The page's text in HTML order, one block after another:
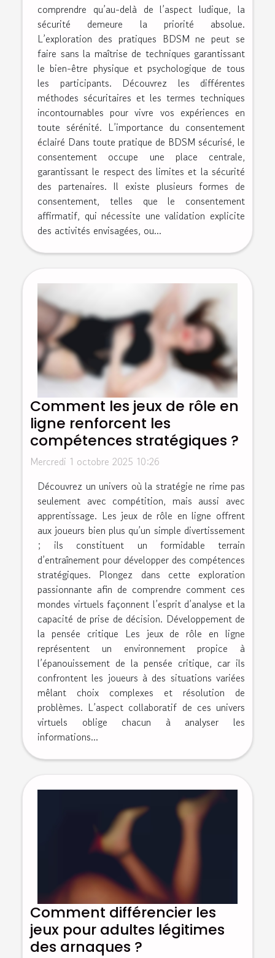
comprendre qu’au-delà de l’aspect ludique, la
sécurité demeure la priorité absolue.
L’exploration des pratiques BDSM ne peut se
faire sans la maîtrise de techniques garantissant
le bien-être physique et psychologique de tous
les participants. Découvrez les différentes
méthodes sécuritaires et les termes techniques
incontournables pour vivre vos expériences en
toute sérénité. L’importance du consentement
éclairé Dans toute pratique de BDSM sécurisé, le
consentement occupe une place centrale,
garantissant le respect des limites et la sécurité
des partenaires. Il existe plusieurs formes de
consentement, telles que le consentement
affirmatif, qui nécessite une validation explicite
des activités envisagées, ou...
Comment les jeux de rôle en
ligne renforcent les
compétences stratégiques ?
Mercredi 1 octobre 2025 10:26
Découvrez un univers où la stratégie ne rime pas
seulement avec compétition, mais aussi avec
apprentissage. Les jeux de rôle en ligne offrent
aux joueurs bien plus qu’un simple divertissement
; ils constituent un formidable terrain
d’entraînement pour développer des compétences
stratégiques. Plongez dans cette exploration
passionnante afin de comprendre comment ces
mondes virtuels façonnent l’esprit d’analyse et la
capacité de prise de décision. Développement de
la pensée critique Les jeux de rôle en ligne
représentent un environnement propice à
l’épanouissement de la pensée critique, car ils
confrontent les joueurs à des situations variées
mêlant choix complexes et résolution de
problèmes. L’aspect collaboratif de ces univers
virtuels oblige chacun à analyser les
informations...
Comment différencier les
jeux pour adultes légitimes
des arnaques ?